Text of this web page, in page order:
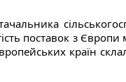
поставок з
країн